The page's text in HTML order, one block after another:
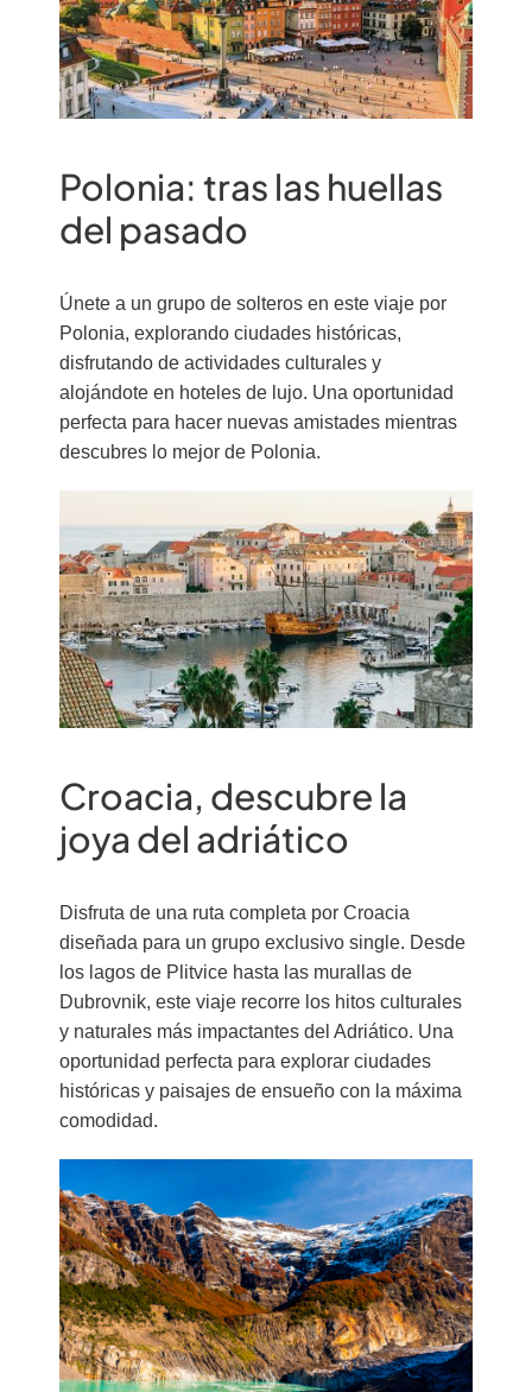
Polonia: tras las huellas
del pasado
Únete a un grupo de solteros en este viaje por
Polonia, explorando ciudades históricas,
disfrutando de actividades culturales y
alojándote en hoteles de lujo. Una oportunidad
perfecta para hacer nuevas amistades mientras
descubres lo mejor de Polonia.
Croacia, descubre la
joya del adriático
Disfruta de una ruta completa por Croacia
diseñada para un grupo exclusivo single. Desde
los lagos de Plitvice hasta las murallas de
Dubrovnik, este viaje recorre los hitos culturales
y naturales más impactantes del Adriático. Una
oportunidad perfecta para explorar ciudades
históricas y paisajes de ensueño con la máxima
comodidad.